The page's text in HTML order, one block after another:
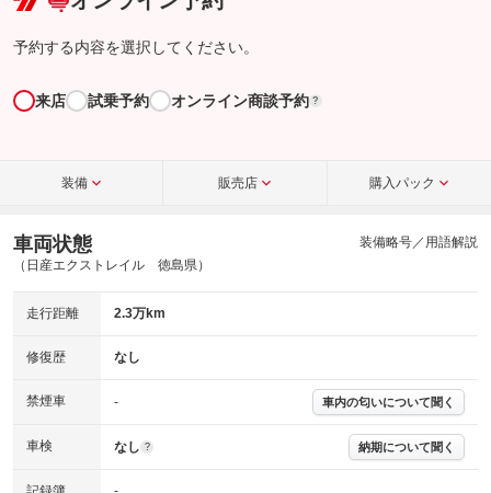
予約する内容を選択してください。
来店 試乗予約 オンライン商談予約 ?
装備 販売店 購入パック
車両状態
（日産エクストレイル 徳島県）
装備略号／用語解説
走行距離 2.3万km
修復歴 なし
禁煙車 - 車内の匂いについて聞く
車検 なし ? 納期について聞く